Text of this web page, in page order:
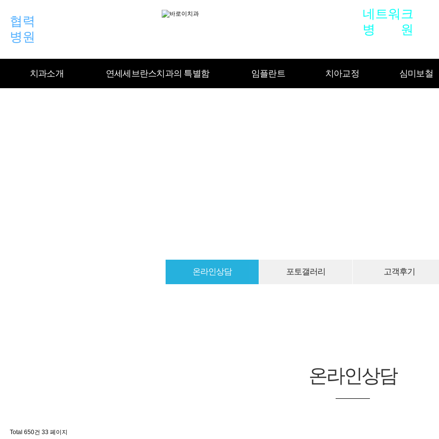
협력
병원
네트워크
병
원
치과소개 연세세브란스치과의 특별함 임플란트 치아교정 심미보철
인사말&의료진소개 진료안내&오시는길 치과둘러보기 공지사항
환자 맞춤형 진료시행 고난이도 임플란트도 OK 당일 사랑니 발치
임플란트란 보험 임플란트 발치즉시 임플란트 뼈
세브란스 치아교정 스페셜치아교
라미네이트
온라인상담 포토갤러리 고객후기
온라인상담
Total 650건 33 페이지